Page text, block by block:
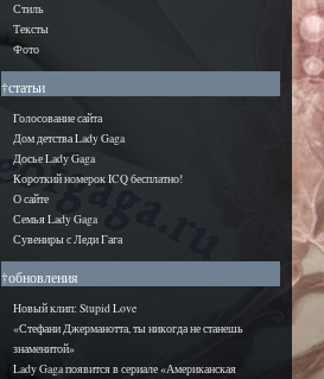
Стиль
Тексты
Фото
†статьи
Голосование сайта
Дом детства Lady Gaga
Досье Lady Gaga
Короткий номерок ICQ бесплатно!
О сайте
Семья Lady Gaga
Сувениры с Леди Гага
†обновления
Новый клип: Stupid Love
«Стефани Джерманотта, ты никогда не станешь
знаменитой»
Lady Gaga появится в сериале «Американская